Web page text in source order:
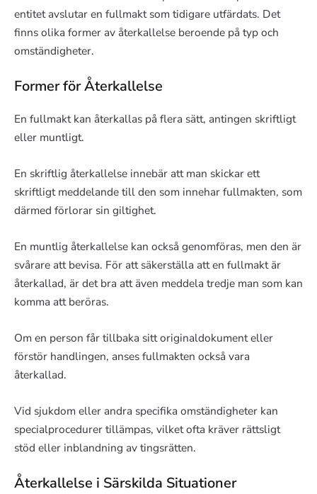
entitet avslutar en fullmakt som tidigare utfärdats. Det
finns olika former av återkallelse beroende på typ och
omständigheter.
Former för Återkallelse
En fullmakt kan återkallas på flera sätt, antingen skriftligt
eller muntligt.
En skriftlig återkallelse innebär att man skickar ett
skriftligt meddelande till den som innehar fullmakten, som
därmed förlorar sin giltighet.
En muntlig återkallelse kan också genomföras, men den är
svårare att bevisa. För att säkerställa att en fullmakt är
återkallad, är det bra att även meddela tredje man som kan
komma att beröras.
Om en person får tillbaka sitt originaldokument eller
förstör handlingen, anses fullmakten också vara
återkallad.
Vid sjukdom eller andra specifika omständigheter kan
specialprocedurer tillämpas, vilket ofta kräver rättsligt
stöd eller inblandning av tingsrätten.
Återkallelse i Särskilda Situationer